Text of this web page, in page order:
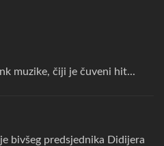
muzike, čiji je čuveni hit...
bivšeg predsjednika Didijera